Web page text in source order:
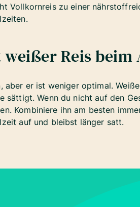
Vollkornreis zu einer
weißer Reis beim
aber er ist weniger optimal.
sättigt. Wenn du nicht auf den
Kombiniere ihn am besten
auf und bleibst länger satt.